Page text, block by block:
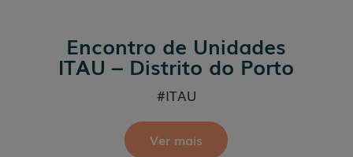
Encontro de Unidades
ITAU – Distrito do Porto
#ITAU
Ver mais